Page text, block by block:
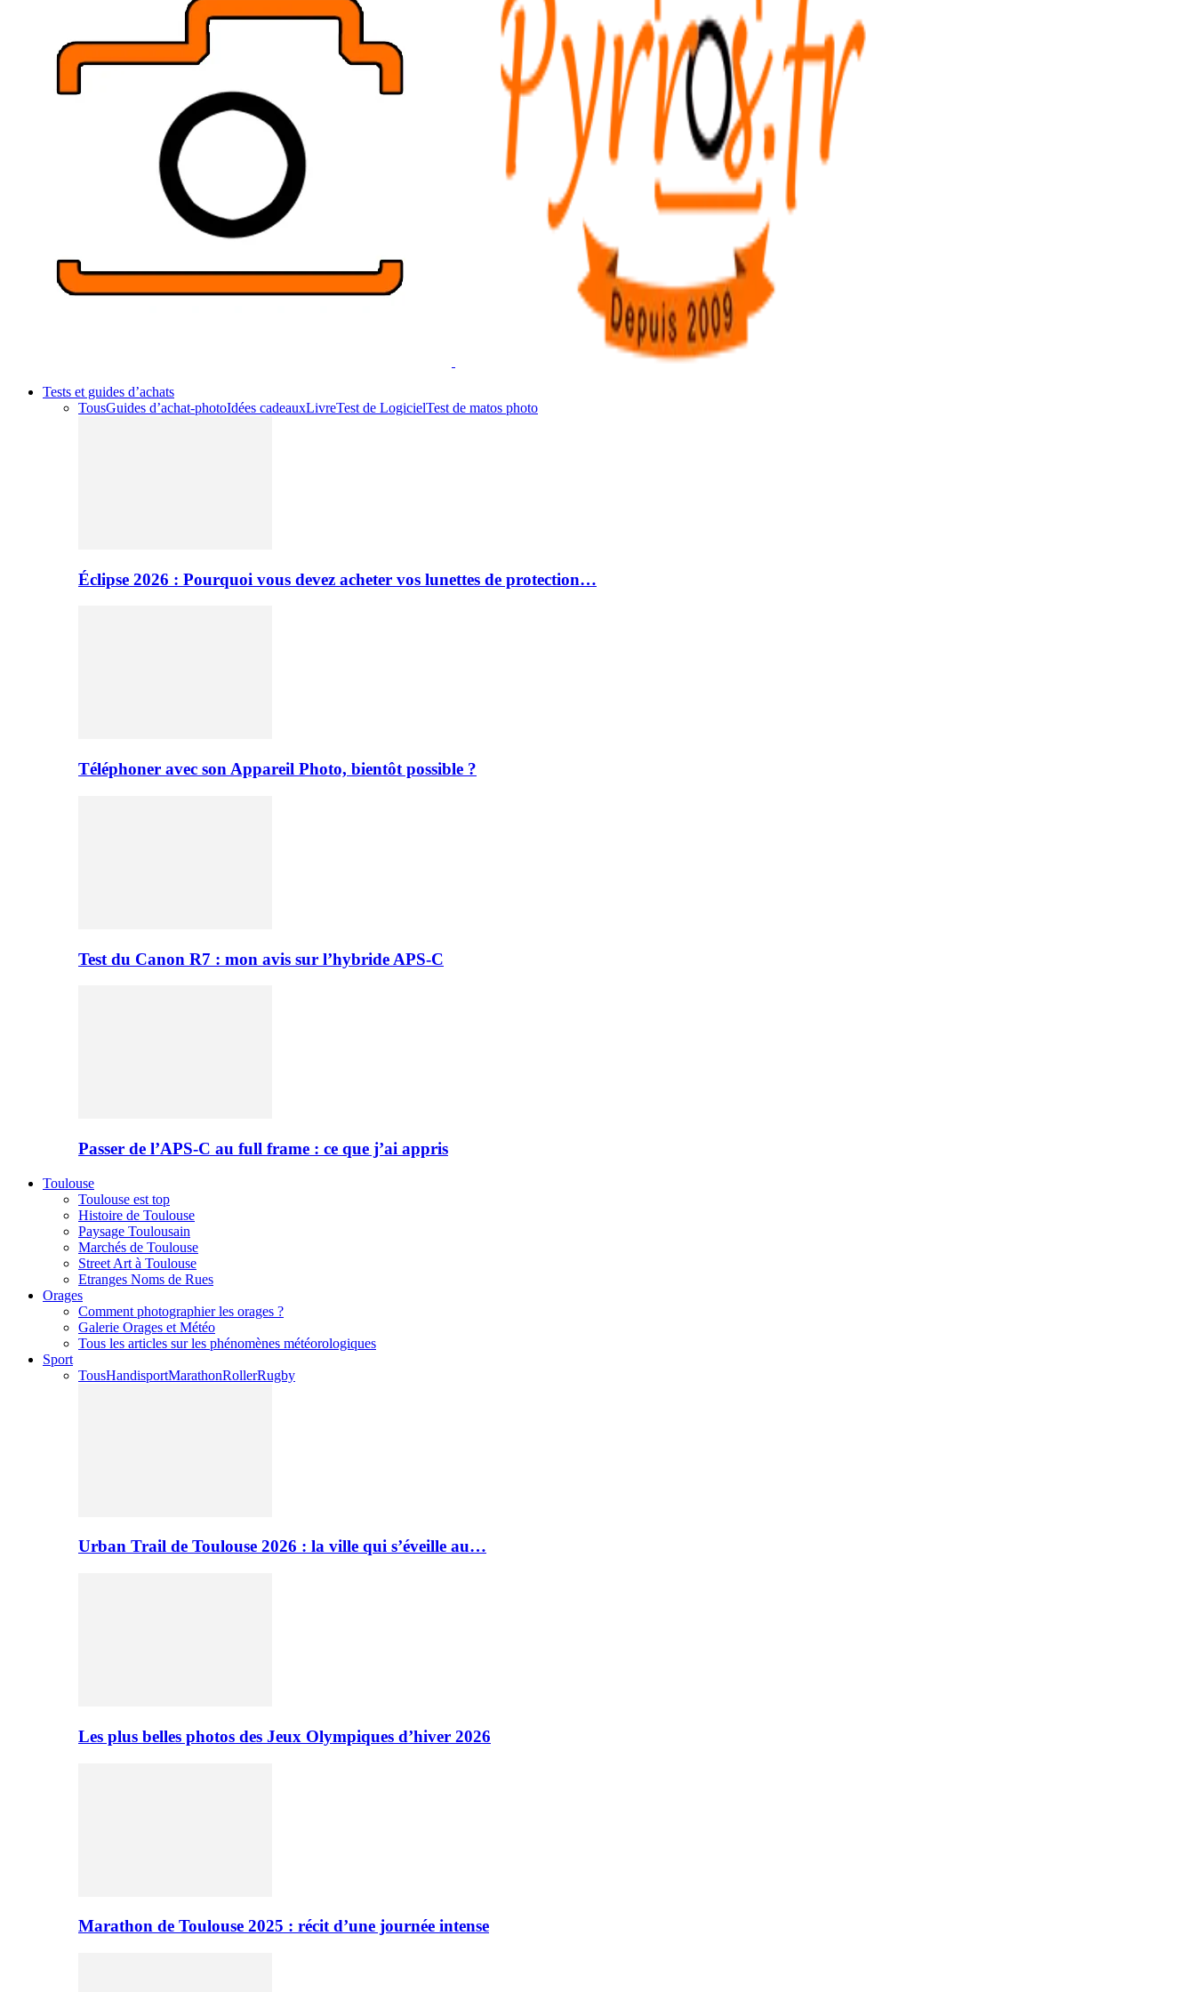
Tests et guides d’achats
TousGuides d’achat-photoIdées cadeauxLivreTest de LogicielTest de matos photo
Éclipse 2026 : Pourquoi vous devez acheter vos lunettes de protection…
Téléphoner avec son Appareil Photo, bientôt possible ?
Test du Canon R7 : mon avis sur l’hybride APS-C
Passer de l’APS-C au full frame : ce que j’ai appris
Toulouse
Toulouse est top
Histoire de Toulouse
Paysage Toulousain
Marchés de Toulouse
Street Art à Toulouse
Etranges Noms de Rues
Orages
Comment photographier les orages ?
Galerie Orages et Météo
Tous les articles sur les phénomènes météorologiques
Sport
TousHandisportMarathonRollerRugby
Urban Trail de Toulouse 2026 : la ville qui s’éveille au…
Les plus belles photos des Jeux Olympiques d’hiver 2026
Marathon de Toulouse 2025 : récit d’une journée intense